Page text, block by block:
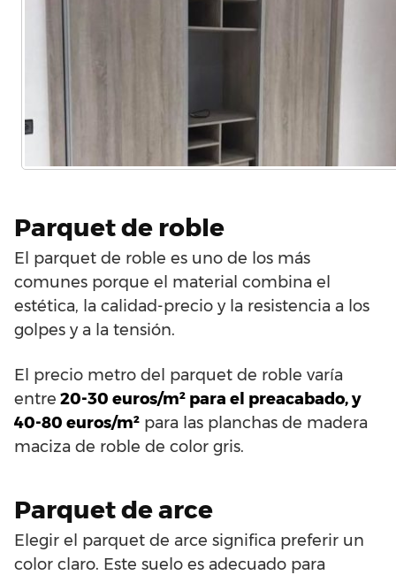
Parquet de roble
El parquet de roble es uno de los más
comunes porque el material combina el
estética, la calidad-precio y la resistencia a los
golpes y a la tensión.
El precio metro del parquet de roble varía
entre 20-30 euros/m² para el preacabado, y
40-80 euros/m² para las planchas de madera
maciza de roble de color gris.
Parquet de arce
Elegir el parquet de arce significa preferir un
color claro. Este suelo es adecuado para